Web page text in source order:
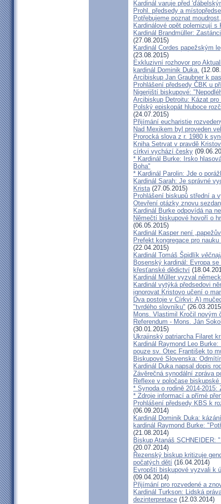
Kardinál varuje před
Prohl. předsedy a
Potřebujeme poznat
Kardinálové opět polemizují
Kardinál Brandmüller:
(27.08.2015)
Kardinál Cordes papežským
(23.08.2015)
Exkluzivní rozhovor pro
kardinál Dominik Duka.
Arcibiskup Jan Graubner k
Prohlášení předsedy ČBK u
Nigerijští biskupové:
Arcibiskup Detroitu: Kázat
Polský episkopát hluboce
(24.07.2015)
Přijímání eucharistie
Nad Mexikem byl proveden
Prorocká slova z r. 1980 k
Kniha Setrvat v pravdě
církvi vychází česky
* Kardinál Burke: Irsko
Boha"
* Kardinál Parolin: Jde o
Kardinál Sarah: Je správné
Krista(27.05.2015)
Prohlášení biskupů střední a
Otevření otázky znovu
Kardinál Burke odpovídá na
Němečtí biskupové hovoří o
(06.05.2015)
Kardinál Kasper není
Prefekt kongregace pro
(22.04.2015)
Kardinál Tomáš Špidlík
Bosenský kardinál: Evropa
křesťanské dědictví
Kardinál Műller vyzval
Kardinál vytýká předsedovi
ignorovat Kristovo učení o
Dva postoje v Církvi: A)
"tvrdého slovníku"
Mons. Vlastimil Kročil novým
Referendum - Mons. Ján
(30.01.2015)
Ukrajinský patriarcha Filaret
Kardinál Raymond Leo
pouze sv. Otec František to
Biskupové Slovenska:
Kardinál Duka napsal dopis
Závěrečná synodální zpráva
Reflexe v poločase
* Synoda o rodině 2014-2015:
* Zdroje informací a přímé
Prohlášení předsedy KBS k
(06.09.2014)
Kardinál Dominik Duka:
kardinál Raymond Burke:
(21.08.2014)
Biskup Atanáš
(20.07.2014)
Řezenský biskup kritizuje
počatých dětí (16.04.2014)
Evropští biskupové vyzvali k
(09.04.2014)
Přijímání pro rozvedené a
Kardinál Turkson: Lidská
dezinterpretace (12.03.2014)